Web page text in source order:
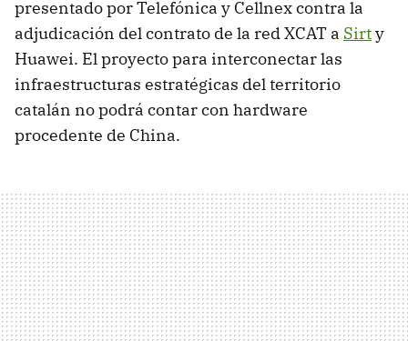
presentado por Telefónica y Cellnex contra la
adjudicación del contrato de la red XCAT a Sirty
Huawei. El proyecto para interconectar las
infraestructuras estratégicas del territorio
catalán no podrá contar con hardware
procedente de China.